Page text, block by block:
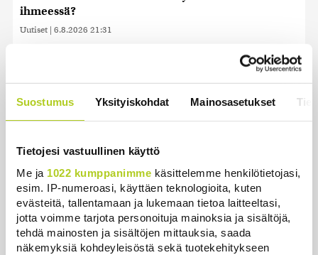
Suostumus Yksityiskohdat Mainosasetukset
Tietojesi vastuullinen käyttö
Me ja 1022 kumppanimme käsittelemme henkilötietojasi,
esim. IP-numeroasi, käyttäen teknologioita, kuten
evästeitä, tallentamaan ja lukemaan tietoa laitteeltasi,
jotta voimme tarjota personoituja mainoksia ja sisältöjä,
tehdä mainosten ja sisältöjen mittauksia, saada
näkemyksiä kohdeyleisöstä sekä tuotekehitykseen
ihmeessä?
Uutiset | 6.8.2026 21:31
Veriputouksesta löydettiin muinoin eristyksiin
Uutiset 6.8.2026 21:15
päivänä peräkkäin
Valtiovarainministeriön leikkausehdotus voi
pidentää Kelan käsittelyaikoja
Uutiset | 6.8.2026 17:16